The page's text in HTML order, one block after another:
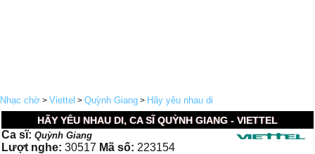
Nhạc chờ > Viettel > Quỳnh Giang > Hãy yêu nhau di
HÃY YÊU NHAU DI, CA SĨ QUỲNH GIANG - VIETTEL
Ca sĩ:Quỳnh Giang
Lượt nghe: 30517 Mã số: 223154